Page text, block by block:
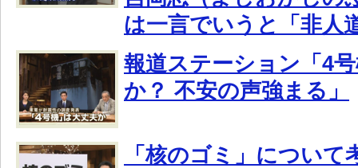
は一言でいうと「非人
報道ステーション「4
か？ 不安の声強まる」
「核のゴミ」について